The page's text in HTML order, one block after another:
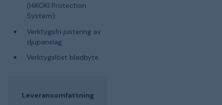
(HiKOKI Protection
System).
Verktygsfri justering av
djupanslag.
Verktygslöst bladbyte.
Leveransomfattning